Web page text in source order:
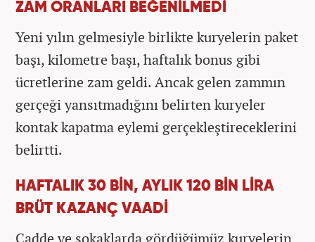
ZAM ORANLARI BEĞENİLMEDİ
Yeni yılın gelmesiyle birlikte kuryelerin paket
başı, kilometre başı, haftalık bonus gibi
ücretlerine zam geldi. Ancak gelen zammın
gerçeği yansıtmadığını belirten kuryeler
kontak kapatma eylemi gerçekleştireceklerini
belirtti.
HAFTALIK 30 BİN, AYLIK 120 BİN LİRA
BRÜT KAZANÇ VAADİ
Cadde ve sokaklarda gördüğümüz kuryelerin